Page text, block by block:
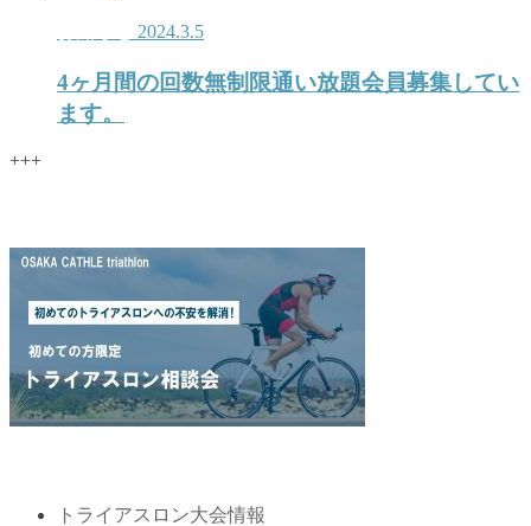
2024.3.5
4ヶ月間の回数無制限通い放題会員募集してい
ます。
+++
トライアスロン大会情報